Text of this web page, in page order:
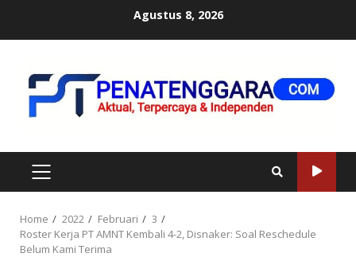
Agustus 8, 2026
PRIMARY
MENU
Home 2022 Februari
3
Roster Kerja PT AMNT Kembali 4-2, Disnaker: Soal Reschedule
Belum Kami Terima